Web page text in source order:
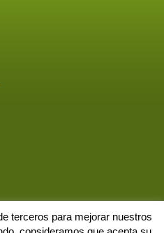
terceros para mejorar nuestros